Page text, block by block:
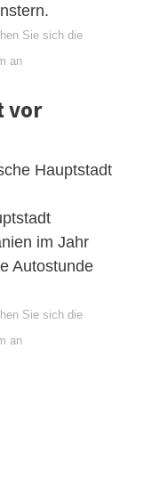
Sie sich die
an
vor
Hauptstadt
im Jahr
Autostunde
Sie sich die
an